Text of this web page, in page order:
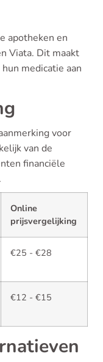
apotheken en
Viata. Dit maakt
medicatie aan
voor
van de
financiële
Online
prijsvergelijking
€25 - €28
€12 - €15